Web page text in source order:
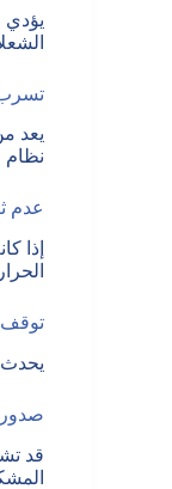
يؤدي
تسرب
يعد
نظام
عدم
إذا
توقف
يحدث
صدور
قد